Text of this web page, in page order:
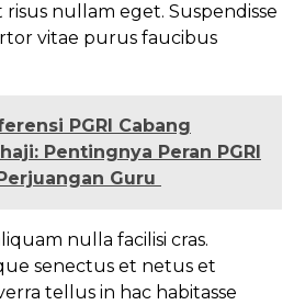
nullam eget. Suspendisse
vitae purus faucibus
PGRI Cabang
Pentingnya Peran PGRI
Guru
nulla facilisi cras.
senectus et netus et
tellus in hac habitasse